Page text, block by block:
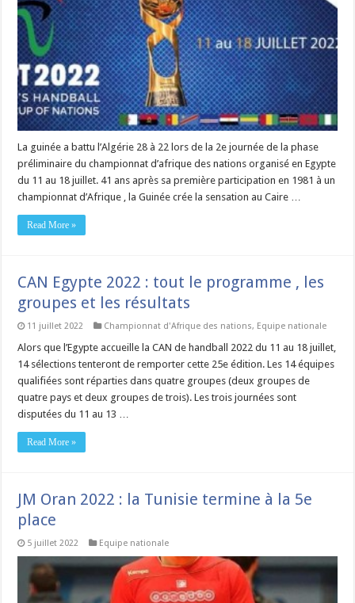
La guinée a battu l’Algérie 28 à 22 lors de la 2e journée de la phase
préliminaire du championnat d’afrique des nations organisé en Egypte
du 11 au 18 juillet. 41 ans après sa première participation en 1981 à un
championnat d’Afrique , la Guinée crée la sensation au Caire …
Read More »
CAN Egypte 2022 : tout le programme , les
groupes et les résultats
11 juillet 2022 Championnat d'Afrique des nations, Equipe nationale
Alors que l’Egypte accueille la CAN de handball 2022 du 11 au 18 juillet,
14 sélections tenteront de remporter cette 25e édition. Les 14 équipes
qualifiées sont réparties dans quatre groupes (deux groupes de
quatre pays et deux groupes de trois). Les trois journées sont
disputées du 11 au 13 …
Read More »
JM Oran 2022 : la Tunisie termine à la 5e
place
5 juillet 2022 Equipe nationale